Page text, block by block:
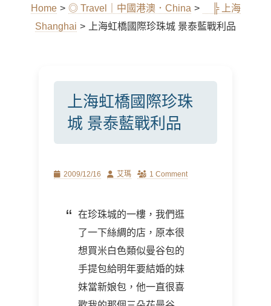
Home > ◎ Travel｜中國港澳．China >
╠ 上海
Shanghai > 上海虹橋國際珍珠城 景泰藍戰利品
上海虹橋國際珍珠
城 景泰藍戰利品
Posted
2009/12/16 Author
艾瑪 1 Comment
在珍珠城的一樓，我們逛
了一下絲綢的店，原本很
想買米白色類似曼谷包的
手提包給明年要結婚的妹
妹當新娘包，他一直很喜